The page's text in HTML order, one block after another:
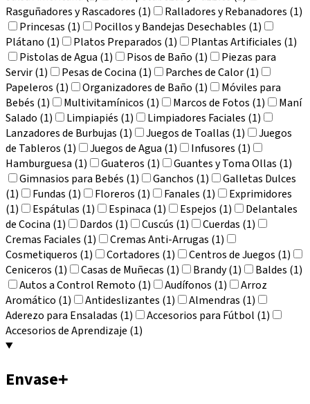
Rasguñadores y Rascadores (1)
Ralladores y Rebanadores (1)
Princesas (1)
Pocillos y Bandejas Desechables (1)
Plátano (1)
Platos Preparados (1)
Plantas Artificiales (1)
Pistolas de Agua (1)
Pisos de Baño (1)
Piezas para
Servir (1)
Pesas de Cocina (1)
Parches de Calor (1)
Papeleros (1)
Organizadores de Baño (1)
Móviles para
Bebés (1)
Multivitamínicos (1) Marcos de Fotos (1)
Maní
Salado (1)
Limpiapiés (1)
Limpiadores Faciales (1)
Lanzadores de Burbujas (1)
Juegos de Toallas (1)
Juegos
de Tableros (1)
Juegos de Agua (1)
Infusores (1)
Hamburguesa (1)
Guateros (1)
Guantes y Toma Ollas (1)
Gimnasios para Bebés (1)
Ganchos (1)
Galletas Dulces
(1)
Fundas (1) Floreros (1) Fanales (1)
Exprimidores
(1)
Espátulas (1) Espinaca (1) Espejos (1)
Delantales
de Cocina (1)
Dardos (1) Cuscús (1)
Cuerdas (1)
Cremas Faciales (1)
Cremas Anti-Arrugas (1)
Cosmetiqueros (1)
Cortadores (1)
Centros de Juegos (1)
Ceniceros (1)
Casas de Muñecas (1) Brandy (1)
Baldes (1)
Autos a Control Remoto (1)
Audífonos (1)
Arroz
Aromático (1)
Antideslizantes (1)
Almendras (1)
Aderezo para Ensaladas (1)
Accesorios para Fútbol (1)
Accesorios de Aprendizaje (1)
Envase+